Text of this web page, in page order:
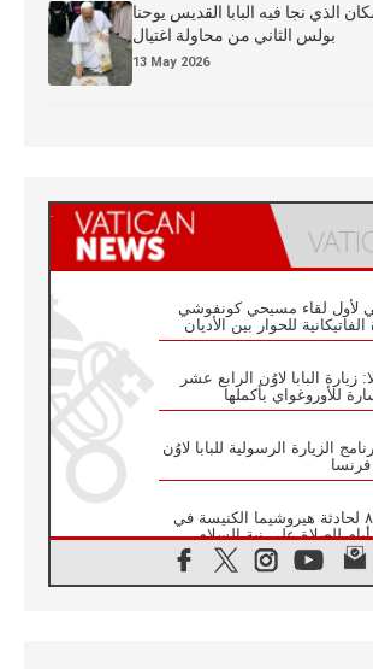
الذي نجا فيه البابا القديس يوحنا
بولس الثاني من محاولة اغتيال
13 May 2026
لأول لقاء مسيحي كونفوشي
للحوار بين الأديان
زيارة البابا لاوُن الرابع عشر
للأوروغواي بأكملها
الزيارة الرسولية للبابا لاوُن
في الذكرى الـ ٨١ لحادثة هيروشيما الكنيسة في
زيارة البابا ستعزز